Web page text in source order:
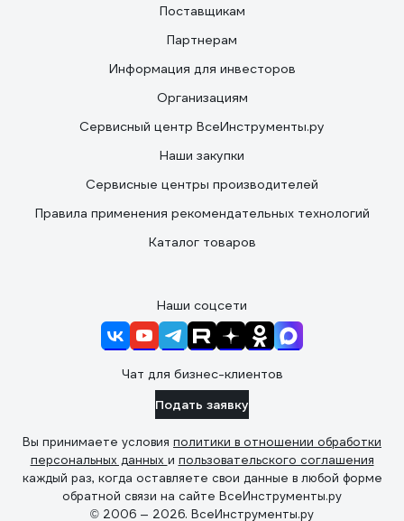
Поставщикам
Партнерам
Информация для инвесторов
Организациям
Сервисный центр ВсеИнструменты.ру
Наши закупки
Сервисные центры производителей
Правила применения рекомендательных технологий
Каталог товаров
Наши соцсети
Чат для бизнес-клиентов
Подать заявку
Вы принимаете условия политики в отношении обработки
персональных данных и пользовательского соглашения
каждый раз, когда оставляете свои данные в любой форме
обратной связи на сайте ВсеИнструменты.ру
© 2006 — 2026. ВсеИнструменты.ру